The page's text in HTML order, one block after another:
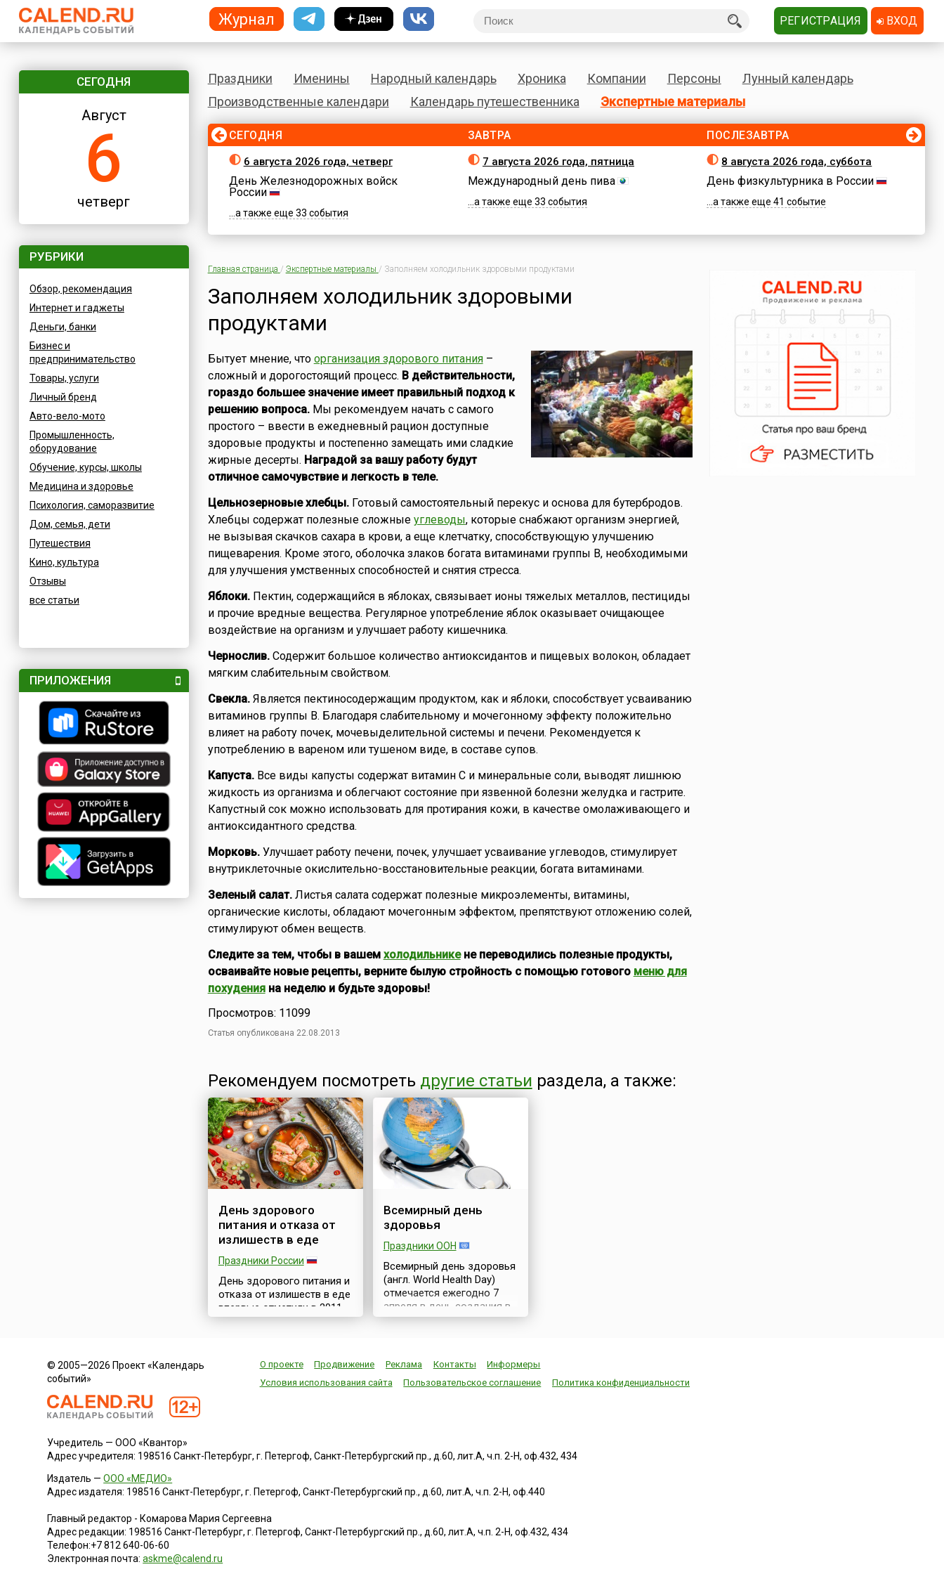
СЕГОДНЯ
Август
6
четверг
РУБРИКИ
Обзор, рекомендация
Интернет и гаджеты
Деньги, банки
Бизнес и
предпринимательство
Товары, услуги
Личный бренд
Авто-вело-мото
Промышленность,
оборудование
Обучение, курсы, школы
Медицина и здоровье
Психология, саморазвитие
Дом, семья, дети
Путешествия
Кино, культура
Отзывы
все статьи
ПРИЛОЖЕНИЯ
Праздники Именины Народный календарь Хроника Компании Персоны
Лунный календарь
Производственные календари
Календарь путешественника Экспертные материалы
СЕГОДНЯ
6 августа 2026 года, четверг
День Железнодорожных войск
России
...а также еще 33 события
ЗАВТРА
7 августа 2026 года, пятница
Международный день пива
...а также еще 33 события
ПОСЛЕЗАВТРА
8 августа 2026 года, суббота
День физкультурника в России
...а также еще 41 событие
Главная страница / Экспертные материалы / Заполняем холодильник здоровыми продуктами
Заполняем холодильник здоровыми
продуктами
Бытует мнение, что организация здорового питания–
сложный и дорогостоящий процесс. В действительности,
гораздо большее значение имеет правильный подход к
решению вопроса. Мы рекомендуем начать с самого
простого – ввести в ежедневный рацион доступные
здоровые продукты и постепенно замещать ими сладкие
жирные десерты. Наградой за вашу работу будут
отличное самочувствие и легкость в теле.
Цельнозерновые хлебцы.Готовый самостоятельный перекус и основа для бутербродов.
Хлебцы содержат полезные сложные углеводы, которые снабжают организм энергией,
не вызывая скачков сахара в крови, а еще клетчатку, способствующую улучшению
пищеварения. Кроме этого, оболочка злаков богата витаминами группы В, необходимыми
для улучшения умственных способностей и снятия стресса.
Яблоки.Пектин, содержащийся в яблоках, связывает ионы тяжелых металлов, пестициды
и прочие вредные вещества. Регулярное употребление яблок оказывает очищающее
воздействие на организм и улучшает работу кишечника.
Чернослив.Содержит большое количество антиоксидантов и пищевых волокон, обладает
мягким слабительным свойством.
Свекла.Является пектиносодержащим продуктом, как и яблоки, способствует усваиванию
витаминов группы В. Благодаря слабительному и мочегонному эффекту положительно
влияет на работу почек, мочевыделительной системы и печени. Рекомендуется к
употреблению в вареном или тушеном виде, в составе супов.
Капуста.Все виды капусты содержат витамин С и минеральные соли, выводят лишнюю
жидкость из организма и облегчают состояние при язвенной болезни желудка и гастрите.
Капустный сок можно использовать для протирания кожи, в качестве омолаживающего и
антиоксидантного средства.
Морковь.Улучшает работу печени, почек, улучшает усваивание углеводов, стимулирует
внутриклеточные окислительно-восстановительные реакции, богата витаминами.
Зеленый салат.Листья салата содержат полезные микроэлементы, витамины,
органические кислоты, обладают мочегонным эффектом, препятствуют отложению солей,
стимулируют обмен веществ.
Следите за тем, чтобы в вашем холодильникене переводились полезные продукты,
осваивайте новые рецепты, верните былую стройность с помощью готового меню для
похуденияна неделю и будьте здоровы!
Просмотров: 11099
Статья опубликована 22.08.2013
Рекомендуем посмотреть другие статьи раздела, а также:
День здорового
питания и отказа от
излишеств в еде
Праздники России
День здорового питания и
отказа от излишеств в еде
впервые отметили в 2011
году как альтернативный
обжорства» —
когда можно есть всё, что
осознанности. Уже
Но она отражает суть.По
питания, в России ...
Всемирный день
здоровья
Праздники ООН
Всемирный день здоровья
(англ. World Health Day)
отмечается ежегодно 7
апреля в день создания в
1948 году Всемирной
(англ. World Health
Organization, WHO). За
время, прошедшее с того
Дня здоровья вошло в
просветительские
© 2005—2026 Проект «Календарь
событий»
О проекте Продвижение Реклама Контакты
Информеры
Условия использования сайта
Пользовательское соглашение Политика конфиденциальности
Учредитель — ООО «Квантор»
Адрес учредителя: 198516 Санкт-Петербург, г. Петергоф, Санкт-Петербургский пр., д.60, лит.А, ч.п. 2-Н, оф.432, 434
Издатель —ООО «МЕДИО»
Адрес издателя: 198516 Санкт-Петербург, г. Петергоф, Санкт-Петербургский пр., д.60, лит.А, ч.п. 2-Н, оф.440
Главный редактор - Комарова Мария Сергеевна
Адрес редакции: 198516 Санкт-Петербург, г. Петергоф,Санкт-Петербургский пр., д.60, лит.А, ч.п. 2-Н, оф.432, 434
Телефон:+7 812 640-06-60
Электронная почта:askme@calend.ru
Журнал РЕГИСТРАЦИЯ ВХОД